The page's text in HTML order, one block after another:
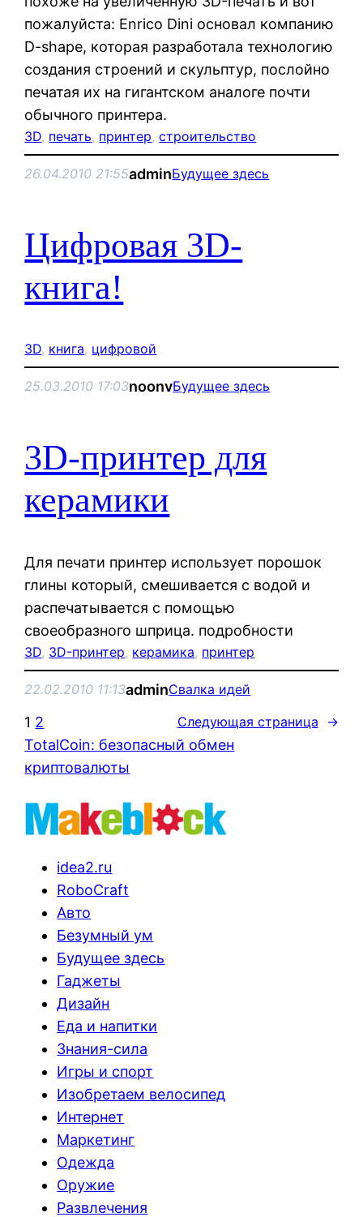
пожалуйста: Enrico Dini основал компанию
D-shape, которая разработала технологию
создания строений и скульптур, послойно
печатая их на гигантском аналоге почти
обычного принтера.
3D, печать, принтер, строительство
26.04.2010 21:55adminБудущее здесь
Цифровая 3D-
книга!
3D, книга, цифровой
25.03.2010 17:03noonvБудущее здесь
3D-принтер для
керамики
Для печати принтер использует порошок
глины который, смешивается с водой и
распечатывается с помощью
своеобразного шприца. подробности
3D, 3D-принтер, керамика, принтер
22.02.2010 11:13adminСвалка идей
1 2 Следующая страница →
TotalCoin: безопасный обмен
криптовалюты
idea2.ru
RoboCraft
Авто
Безумный ум
Будущее здесь
Гаджеты
Дизайн
Еда и напитки
Знания-сила
Игры и спорт
Изобретаем велосипед
Интернет
Маркетинг
Одежда
Оружие
Развлечения